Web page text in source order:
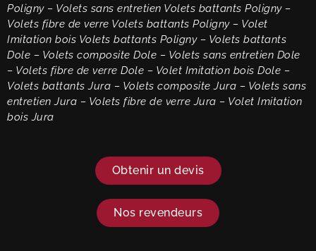
Poligny– Volets sans entretien Volets battants Poligny–
Volets fibre de verre Volets battants Poligny– Volet
Imitation bois Volets battants Poligny– Volets battants
Dole – Volets composite Dole – Volets sans entretien Dole
– Volets fibre de verre Dole – Volet Imitation bois Dole –
Volets battants Jura – Volets compositeJura – Volets sans
entretienJura – Volets fibre de verreJura – Volet Imitation
boisJura
Obtenir un devis
Nos revendeurs